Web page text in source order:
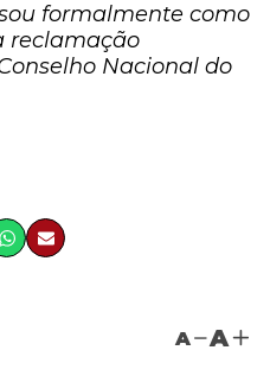
formalmente como
reclamação
Nacional do
A A